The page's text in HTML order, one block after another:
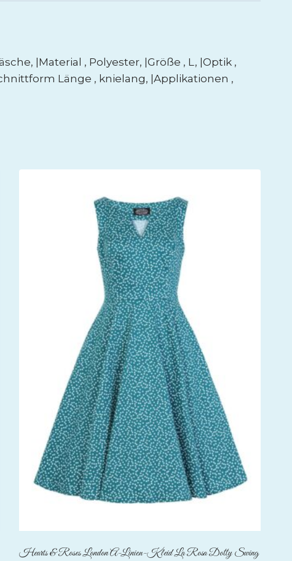
|Material , Polyester, |Größe , L, |Optik ,
Länge , knielang, |Applikationen ,
Hearts & Roses London A-Linien-Kleid La Rosa Dotty Swing